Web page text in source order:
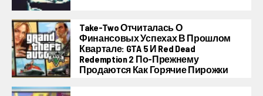
Take-Two Отчиталась О
Финансовых Успехах В Прошлом
Квартале: GTA 5 И Red Dead
Redemption 2 По-Прежнему
Продаются Как Горячие Пирожки